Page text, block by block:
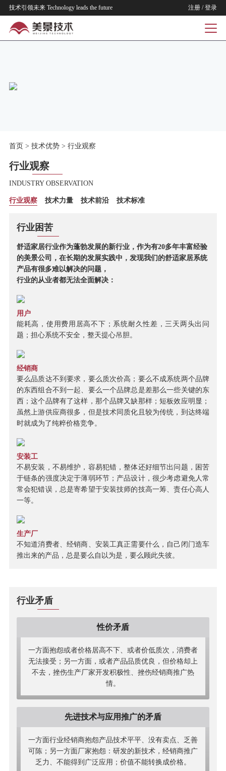
技术引领未来 Technology leads the future 注册 /登录
首页 > 技术优势> 行业观察
行业观察
INDUSTRY OBSERVATION
行业观察 技术力量 技术前沿 技术标准
行业困苦
舒适家居行业作为蓬勃发展的新行业，作为有20多年丰富经验
的美景公司，在长期的发展实践中，发现我们的舒适家居系统
产品有很多难以解决的问题，
行业的从业者都无法全面解决：
用户
能耗高，使用费用居高不下；系统耐久性差，三天两头出问
题；担心系统不安全，整天提心吊胆。
经销商
要么品质达不到要求，要么质次价高；要么不成系统两个品牌
的东西组合不到一起、要么一个品牌总是差那么一些关键的东
西；这个品牌有了这样，那个品牌又缺那样；短板效应明显；
虽然上游供应商很多，但是技术同质化且较为传统，到达终端
时就成为了纯粹价格竞争。
安装工
不易安装，不易维护，容易犯错，整体还好细节出问题，困苦
于链条的强度决定于薄弱环节；产品设计，很少考虑避免人常
常会犯错误，总是寄希望于安装技师的技高一筹、责任心高人
一等。
生产厂
不知道消费者、经销商、安装工真正需要什么，自己闭门造车
推出来的产品，总是要么自以为是，要么顾此失彼。
行业矛盾
性价矛盾
一方面抱怨或者价格居高不下、或者价低质次，消费者
无法接受；另一方面，或者产品品质优良，但价格却上
不去，挫伤生产厂家开发积极性、挫伤经销商推广热
情。
先进技术与应用推广的矛盾
一方面行业经销商抱怨产品技术平平、没有卖点、乏善
可陈；另一方面厂家抱怨：研发的新技术，经销商推广
乏力、不能得到广泛应用；价值不能转换成价格。